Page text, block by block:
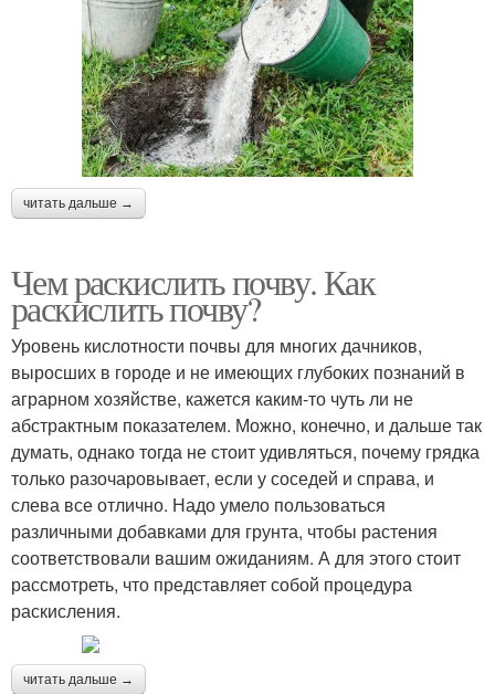
читать дальше →
Чем раскислить почву. Как
раскислить почву?
Уровень кислотности почвы для многих дачников,
выросших в городе и не имеющих глубоких познаний в
аграрном хозяйстве, кажется каким-то чуть ли не
абстрактным показателем. Можно, конечно, и дальше так
думать, однако тогда не стоит удивляться, почему грядка
только разочаровывает, если у соседей и справа, и
слева все отлично. Надо умело пользоваться
различными добавками для грунта, чтобы растения
соответствовали вашим ожиданиям. А для этого стоит
рассмотреть, что представляет собой процедура
раскисления.
читать дальше →